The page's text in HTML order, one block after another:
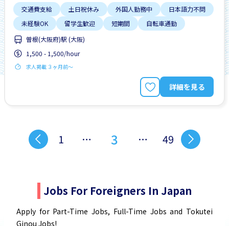
交通費支給 土日祝休み 外国人勤務中
日本語力不問
未経験OK
留学生歓迎 短期間
自転車通勤
曽根(大阪府)駅 (大阪)
1,500 - 1,500/hour
求人掲載 ３ヶ月前〜
詳細を見る
1 … 3 … 49
Jobs For Foreigners In Japan
Apply for Part-Time Jobs, Full-Time Jobs and Tokutei
Ginou Jobs!